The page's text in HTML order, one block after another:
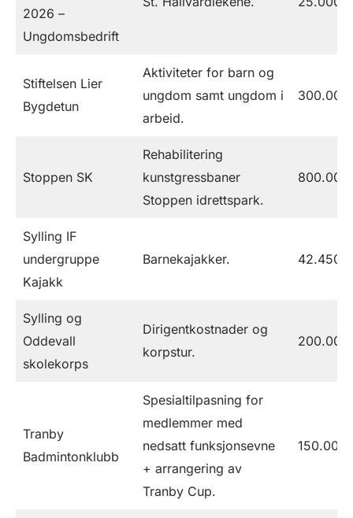
2026 –
Ungdomsbedrift
Stiftelsen Lier
Bygdetun
Aktiviteter for barn og
ungdom samt ungdom i
arbeid.
300.000
Stoppen SK
Rehabilitering
kunstgressbaner
Stoppen idrettspark.
800.000
Sylling IF
undergruppe
Kajakk
Barnekajakker. 42.450
Sylling og
Oddevall
skolekorps
Dirigentkostnader og
korpstur.
200.000
Tranby
Badmintonklubb
Spesialtilpasning for
medlemmer med
nedsatt funksjonsevne
+ arrangering av
Tranby Cup.
150.000